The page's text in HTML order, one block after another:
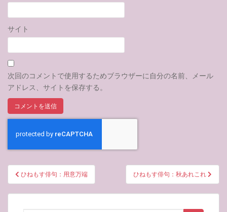
サイト
次回のコメントで使用するためブラウザーに自分の名前、メール
アドレス、サイトを保存する。
投
稿
ナ
ひねもす俳句：用意万端 ひねもす俳句：秋あれこれ